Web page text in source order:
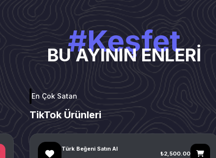
#Keşfet
BU AYININ ENLERİ
En Çok Satan
TikTok Ürünleri
Türk Beğeni Satın Al
₺2,500.00